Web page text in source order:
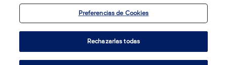
REDES SOCIALES
Preferencias de Cookies
Rechazarlas todas